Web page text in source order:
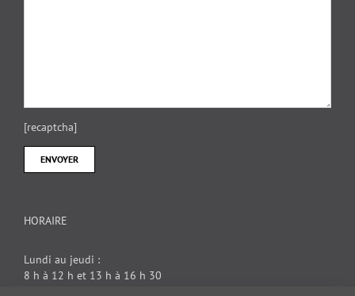
[recaptcha]
HORAIRE
Lundi au jeudi :
8 h à 12 h et 13 h à 16 h 30